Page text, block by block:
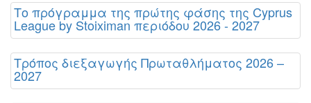
Το πρόγραμμα της πρώτης φάσης της Cyprus
League by Stoiximan περιόδου 2026 - 2027
Τρόπος διεξαγωγής Πρωταθλήματος 2026 –
2027